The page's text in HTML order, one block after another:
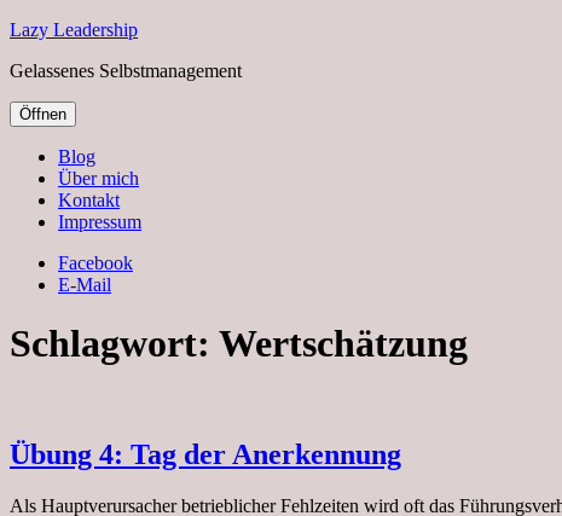
Lazy Leadership
Gelassenes Selbstmanagement
Öffnen
Blog
Über mich
Kontakt
Impressum
Facebook
E-Mail
Schlagwort: Wertschätzung
Übung 4: Tag der Anerkennung
Als Hauptverursacher betrieblicher Fehlzeiten wird oft das